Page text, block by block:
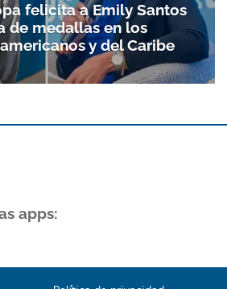
felicita a Emily Santos
de medallas en los
y del Caribe
apps: